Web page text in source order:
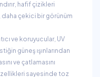
hafif çizikleri
daha çekici bir görünüm
ve koruyucular, UV
güneş ışınlarından
ve çatlamasını
sayesinde toz